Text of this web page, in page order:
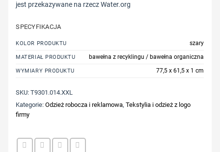
jest przekazywane na rzecz Water.org
SPECYFIKACJA
KOLOR PRODUKTU szary
MATERIAŁ PRODUKTU bawełna z recyklingu / bawełna organiczna
WYMIARY PRODUKTU 77,5 x 61,5 x 1 cm
SKU:T9301.014.XXL
Kategorie:Odzież robocza i reklamowa,Tekstylia i odzież z logo
firmy